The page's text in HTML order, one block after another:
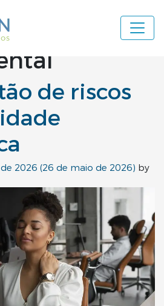
principal
de riscos
2026 (26 de maio de 2026) by